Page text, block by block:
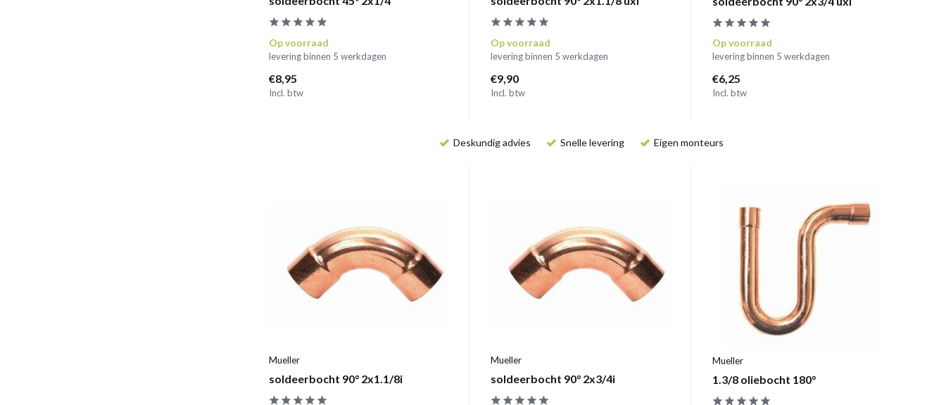
Op voorraad
levering binnen 5 werkdagen
€8,95
Incl. btw
Op voorraad
levering binnen 5 werkdagen
€9,90
Incl. btw
Op voorraad
levering binnen 5 werkdagen
€6,25
Incl. btw
Deskundig advies Snelle levering Eigen monteurs
Mueller
soldeerbocht 90° 2x1.1/8i
Mueller
soldeerbocht 90° 2x3/4i
Mueller
1.3/8 oliebocht 180°